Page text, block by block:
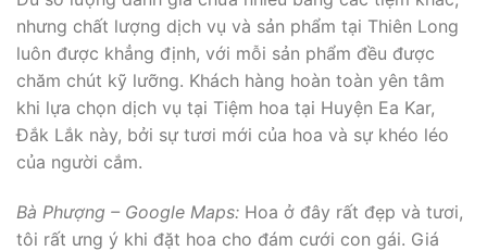
nhưng chất lượng dịch vụ và sản phẩm tại Thiên Long
luôn được khẳng định, với mỗi sản phẩm đều được
chăm chút kỹ lưỡng. Khách hàng hoàn toàn yên tâm
khi lựa chọn dịch vụ tại Tiệm hoa tại Huyện Ea Kar,
Đắk Lắk này, bởi sự tươi mới của hoa và sự khéo léo
của người cắm.
Bà Phượng – Google Maps: Hoa ở đây rất đẹp và tươi,
tôi rất ưng ý khi đặt hoa cho đám cưới con gái. Giá